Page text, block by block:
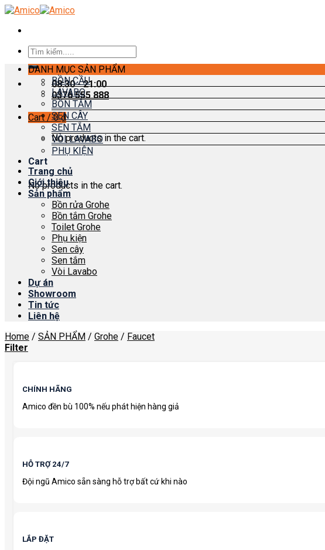
Skip
content
Search
for:
08:30 - 21:00
0376 555 888
Cart /0₫
No products in the cart.
Cart
No products in the cart.
DANH MỤC SẢN PHẨM
BỒN CẦU
LAVABO
BỒN TẮM
SEN CÂY
SEN TẮM
VÒI LAVABO
PHỤ KIỆN
Trang chủ
Giới thiệu
Sản phẩm
Bồn rửa Grohe
Bồn tắm Grohe
Toilet Grohe
Phụ kiện
Sen cây
Sen tắm
Vòi Lavabo
Dự án
Showroom
Tin tức
Liên hệ
Home / SẢN PHẨM / Grohe / Faucet
Filter
CHÍNH HÃNG
Amico đền bù 100% nếu phát hiện hàng giả
HỖ TRỢ 24/7
Đội ngũ Amico sẵn sàng hỗ trợ bất cứ khi nào
LẮP ĐẶT